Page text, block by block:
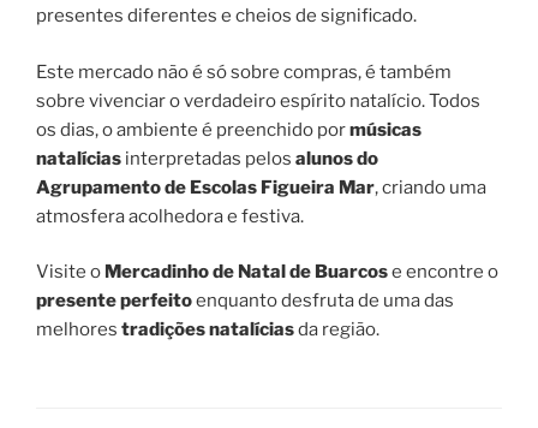
presentes diferentes e cheios de significado.
Este mercado não é só sobre compras, é também
sobre vivenciar o verdadeiro espírito natalício. Todos
os dias, o ambiente é preenchido pormúsicas
natalícias interpretadas pelos alunos do
Agrupamento de Escolas Figueira Mar, criando uma
atmosfera acolhedora e festiva.
Visite o Mercadinho de Natal de Buarcose encontre o
presente perfeitoenquanto desfruta de uma das
melhores tradições natalíciasda região.